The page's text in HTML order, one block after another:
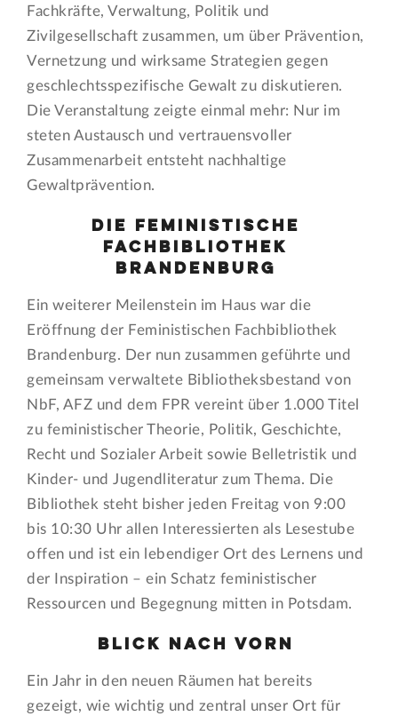
Fachkräfte, Verwaltung, Politik und
Zivilgesellschaft zusammen, um über Prävention,
Vernetzung und wirksame Strategien gegen
geschlechtsspezifische Gewalt zu diskutieren.
Die Veranstaltung zeigte einmal mehr: Nur im
steten Austausch und vertrauensvoller
Zusammenarbeit entsteht nachhaltige
Gewaltprävention.
Die Feministische
Fachbibliothek
Brandenburg
Ein weiterer Meilenstein im Haus war die
Eröffnung der Feministischen Fachbibliothek
Brandenburg. Der nun zusammen geführte und
gemeinsam verwaltete Bibliotheksbestand von
NbF, AFZ und dem FPR vereint über 1.000 Titel
zu feministischer Theorie, Politik, Geschichte,
Recht und Sozialer Arbeit sowie Belletristik und
Kinder- und Jugendliteratur zum Thema. Die
Bibliothek steht bisher jeden Freitag von 9:00
bis 10:30 Uhr allen Interessierten als Lesestube
offen und ist ein lebendiger Ort des Lernens und
der Inspiration – ein Schatz feministischer
Ressourcen und Begegnung mitten in Potsdam.
Blick nach vorn
Ein Jahr in den neuen Räumen hat bereits
gezeigt, wie wichtig und zentral unser Ort für